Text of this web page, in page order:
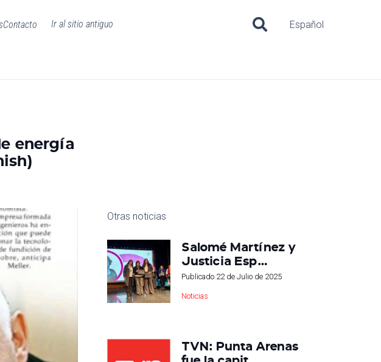
Contacto Ir al sitio antiguo Español
energía
Otras noticias
Salomé Martínez y
Justicia Esp…
Publicado 22 de Julio de 2025
Noticias
TVN: Punta Arenas